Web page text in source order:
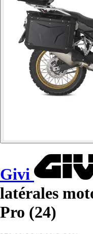
Givi
latérales
Pro (24)